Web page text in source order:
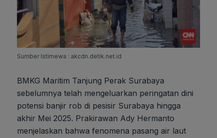
Sumber Istimewa : akcdn.detik.net.id
BMKG Maritim Tanjung Perak Surabaya
sebelumnya telah mengeluarkan peringatan dini
potensi banjir rob di pesisir Surabaya hingga
akhir Mei 2025. Prakirawan Ady Hermanto
menjelaskan bahwa fenomena pasang air laut